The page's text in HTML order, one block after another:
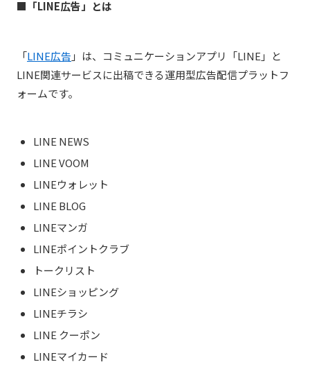
■「LINE広告」とは
「LINE広告 」は、コミュニケーションアプリ「LINE」と
LINE関連サービスに出稿できる運用型広告配信プラットフ
ォームです。
LINE NEWS
LINE VOOM
LINEウォレット
LINE BLOG
LINEマンガ
LINEポイントクラブ
トークリスト
LINEショッピング
LINEチラシ
LINE クーポン
LINEマイカード